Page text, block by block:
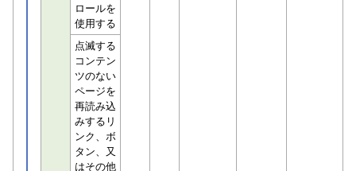
ロールを
使用する
点滅する
コンテン
ツのない
ページを
再読み込
みするリ
ンク、ボ
タン、又
はその他